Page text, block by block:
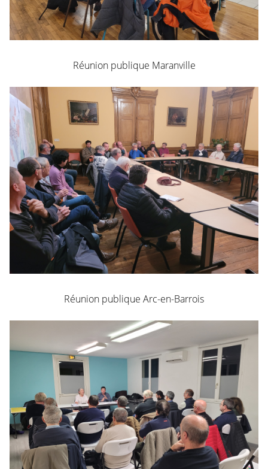
Réunion publique Maranville
Réunion publique Arc-en-Barrois